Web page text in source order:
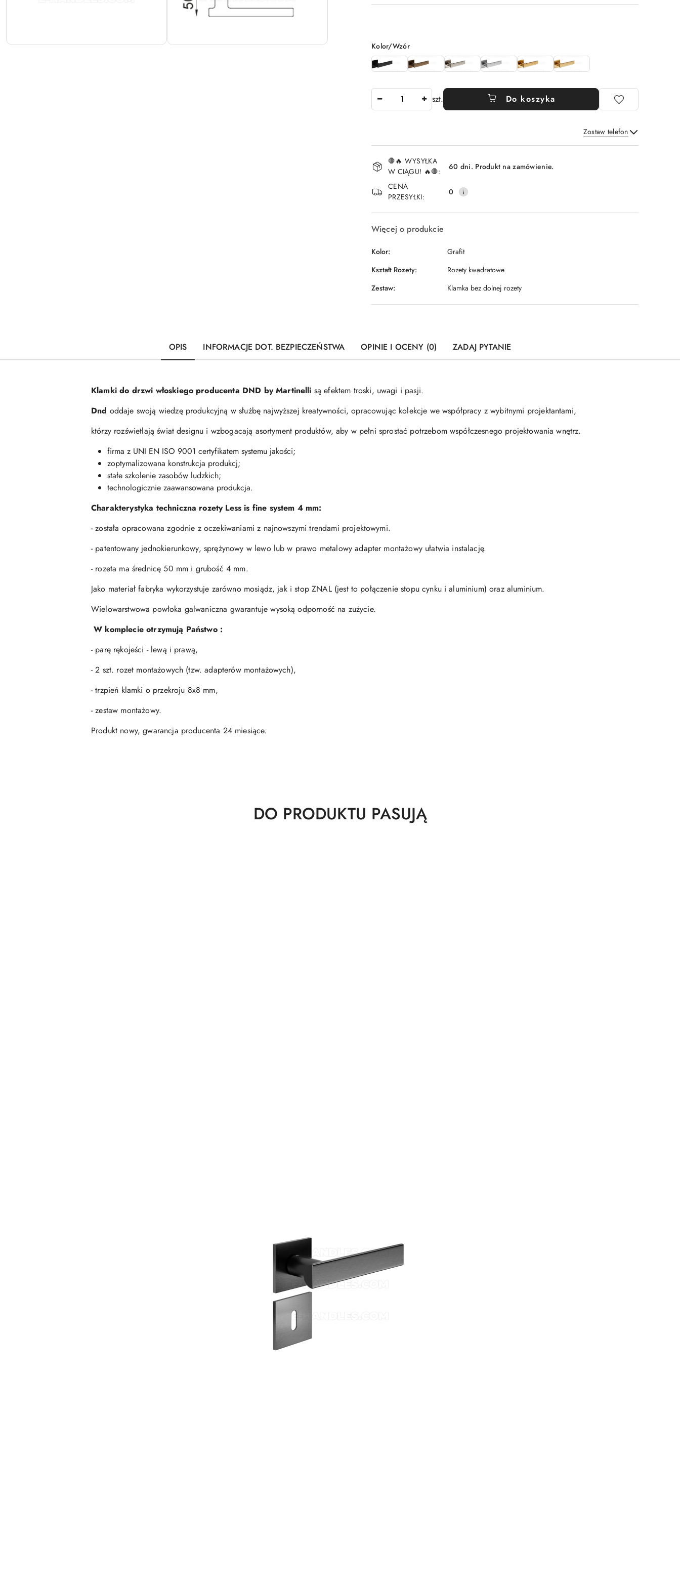
Wariant
Kolor/Wzór
szt. Do koszyka
Zostaw telefon
Wyślij
Dostępność
i
dostawa
🛑🔥 WYSYŁKA
W CIĄGU! 🔥🛑:
60 dni. Produkt na zamówienie.
CENA
PRZESYŁKI:
0
Więcej o produkcie
Kolor:
Grafit
Kształt Rozety:
Rozety kwadratowe
Zestaw:
Klamka bez dolnej rozety
OPIS INFORMACJE DOT. BEZPIECZEŃSTWA OPINIE I OCENY (0) ZADAJ PYTANIE
Klamki do drzwi włoskiego producenta DND by Martinelli są efektem troski, uwagi i pasji.
Dnd oddaje swoją wiedzę produkcyjną w służbę najwyższej kreatywności, opracowując kolekcje we współpracy z wybitnymi projektantami,
którzy rozświetlają świat designu i wzbogacają asortyment produktów, aby w pełni sprostać potrzebom współczesnego projektowania wnętrz.
firma z UNI EN ISO 9001 certyfikatem systemu jakości;
zoptymalizowana konstrukcja produkcj;
stałe szkolenie zasobów ludzkich;
technologicznie zaawansowana produkcja.
Charakterystyka techniczna rozety Less is fine system 4 mm:
- została opracowana zgodnie z oczekiwaniami z najnowszymi trendami projektowymi.
- patentowany jednokierunkowy, sprężynowy w lewo lub w prawo metalowy adapter montażowy ułatwia instalację.
- rozeta ma średnicę 50 mm i grubość 4 mm.
Jako materiał fabryka wykorzystuje zarówno mosiądz, jak i stop ZNAL (jest to połączenie stopu cynku i aluminium) oraz aluminium.
Wielowarstwowa powłoka galwaniczna gwarantuje wysoką odporność na zużycie.
W komplecie otrzymują Państwo :
- parę rękojeści - lewą i prawą,
- 2 szt. rozet montażowych (tzw. adapterów montażowych),
- trzpień klamki o przekroju 8x8 mm,
- zestaw montażowy.
Produkt nowy, gwarancja producenta 24 miesiące.
Produkty
DO PRODUKTU PASUJĄ